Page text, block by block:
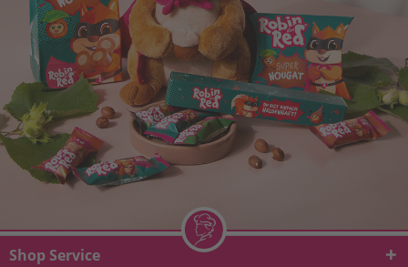
Shop Service